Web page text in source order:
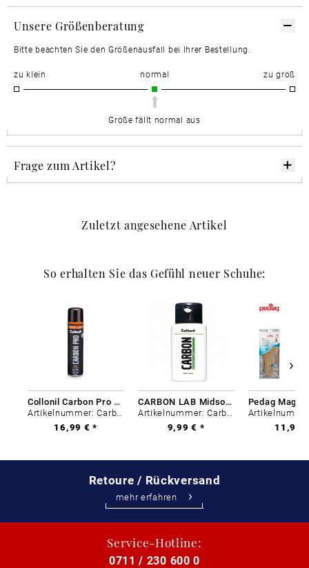
Unsere Größenberatung
Bitte beachten Sie den Größenausfall bei Ihrer Bestellung.
zu klein normal zu groß
Größe fällt normal aus
Frage zum Artikel?
Zuletzt angesehene Artikel
So erhalten Sie das Gefühl neuer Schuhe:
Collonil Carbon Pro 400 ml
16,99 € *
CARBON LAB Midsole Cleaner
9,99 € *
11,99
Retoure / Rückversand
mehr erfahren
Service-Hotline:
0711 / 230 600 0